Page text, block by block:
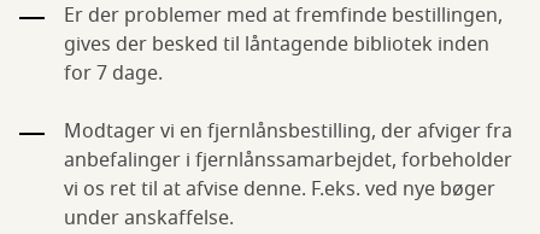
Er der problemer med at fremfinde bestillingen,
gives der besked til låntagende bibliotek inden
for 7 dage.
Modtager vi en fjernlånsbestilling, der afviger fra
anbefalinger i fjernlånssamarbejdet, forbeholder
vi os ret til at afvise denne. F.eks. ved nye bøger
under anskaffelse.